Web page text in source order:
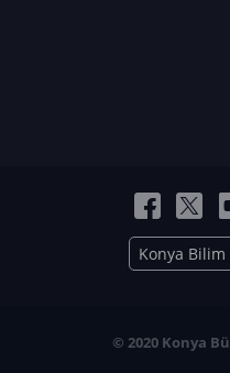
Konya
© 2020 Konya